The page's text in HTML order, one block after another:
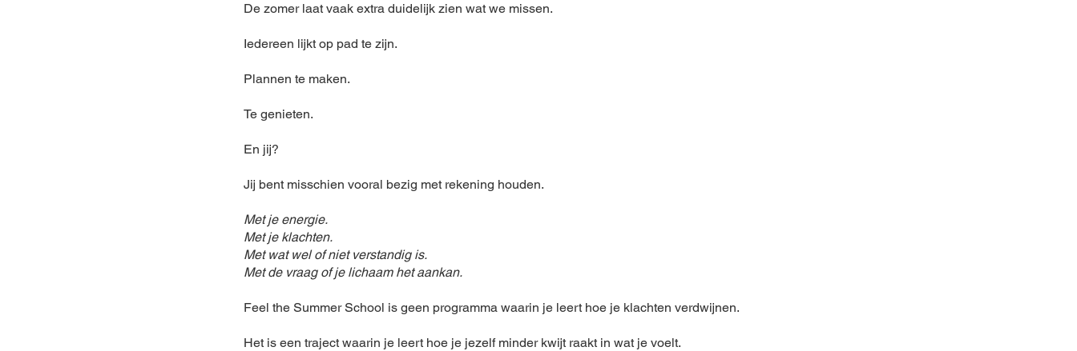
De zomer laat vaak extra duidelijk zien wat we missen.
Iedereen lijkt op pad te zijn.
Plannen te maken.
Te genieten.
En jij?
Jij bent misschien vooral bezig met rekening houden.
Met je energie.
Met je klachten.
Met wat wel of niet verstandig is.
Met de vraag of je lichaam het aankan.
Feel the Summer School is geen programma waarin je leert hoe je klachten verdwijnen.
Het is een traject waarin je leert hoe je jezelf minder kwijt raakt in wat je voelt.